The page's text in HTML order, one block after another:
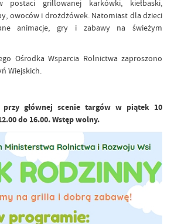
postaci grillowanej karkówki, kiełbaski,
owoców i drożdżówek. Natomiast dla dzieci
animacje, gry i zabawy na świeżym
Ośrodka Wsparcia Rolnictwa zaproszono
Wiejskich.
głównej scenie targów w piątek 10
do 16.00. Wstęp wolny.